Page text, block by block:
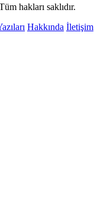
hakları saklıdır.
Hakkında İletişim